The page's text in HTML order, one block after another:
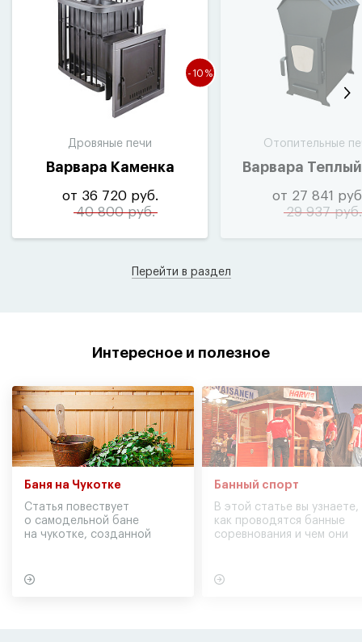
-10%
Дровяные печи
Варвара Каменка
от 36 720 руб.
40 800 руб.
Отопительные
Варвара
от 27 841
29 937 руб.
Перейти в раздел
Интересное и полезное
Баня на Чукотке
Статья повествует
о самодельной бане
на чукотке, созданной
Банный спорт
В этой статье вы узнаете,
как проводятся банные
соревнования и чем они